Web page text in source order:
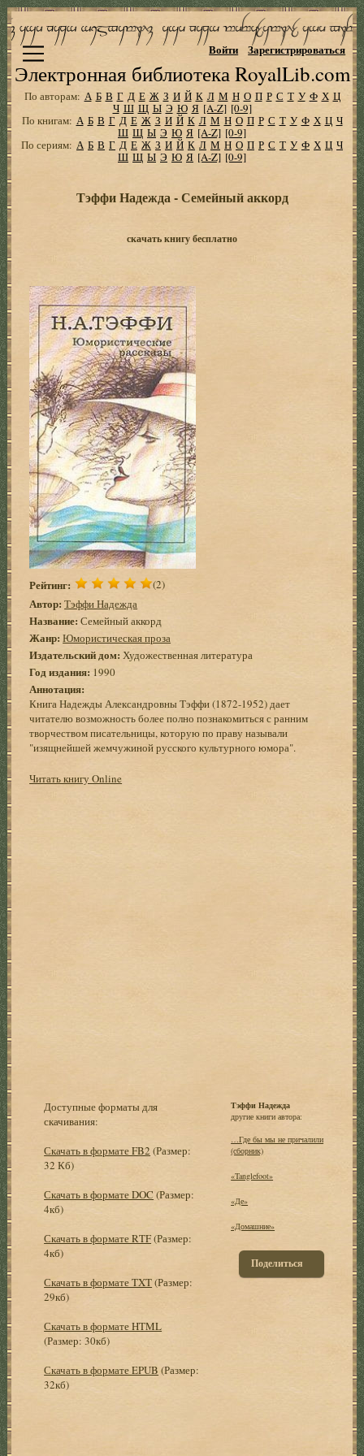
Электронная библиотека RoyalLib.com
Войти Зарегистрироваться
По авторам: А Б В Г Д Е Ж З И Й К Л М Н О П Р С Т У Ф Х Ц
Ч Ш Щ Ы Э Ю Я [A-Z] [0-9]
По книгам: А Б В Г Д Е Ж З И Й К Л М Н О П Р С Т У Ф Х Ц Ч
Ш Щ Ы Э Ю Я [A-Z] [0-9]
По сериям: А Б В Г Д Е Ж З И Й К Л М Н О П Р С Т У Ф Х Ц Ч
Ш Щ Ы Э Ю Я [A-Z] [0-9]
Тэффи Надежда - Семейный аккорд
скачать книгу бесплатно
Рейтинг: (2)
Автор: Тэффи Надежда
Название: Семейный аккорд
Жанр: Юмористическая проза
Издательский дом: Художественная литература
Год издания: 1990
Аннотация:
Книга Надежды Александровны Тэффи (1872-1952) дает
читателю возможность более полно познакомиться с ранним
творчеством писательницы, которую по праву называли
"изящнейшей жемчужиной русского культурного юмора".
Читать книгу Online
Доступные форматы для
скачивания:
Скачать в формате FB2 (Размер:
32 Кб)
Скачать в формате DOC (Размер:
4кб)
Скачать в формате RTF(Размер:
4кб)
Скачать в формате TXT(Размер:
29кб)
Скачать в формате HTML
(Размер: 30кб)
Скачать в формате EPUB (Размер:
32кб)
Тэффи Надежда
другие книги автора:
…Где бы мы не причалили
(сборник)
«Tanglefoot»
«Де»
«Домашние»
Поделиться